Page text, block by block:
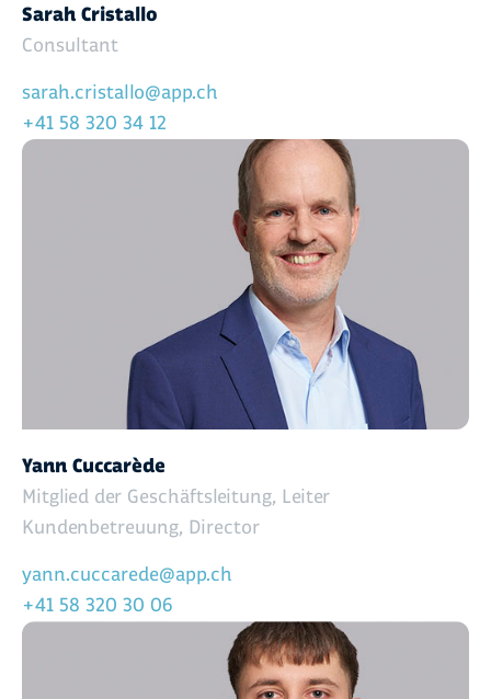
Sarah Cristallo
Consultant
sarah.cristallo@app.ch
+41 58 320 34 12
Yann Cuccarède
Mitglied der Geschäftsleitung, Leiter
Kundenbetreuung, Director
yann.cuccarede@app.ch
+41 58 320 30 06